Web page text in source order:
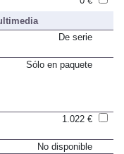
De serie
Sólo en paquete
1.022 €
No disponible